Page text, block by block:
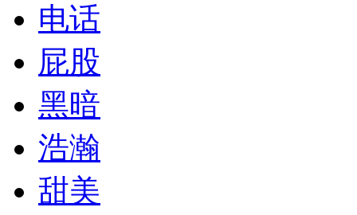
电话
屁股
黑暗
浩瀚
甜美